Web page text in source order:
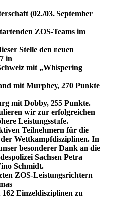
(02./03. September
ZOS-Teams im
Stelle den neuen
in
mit „Whispering
mit Murphey, 270 Punkte
mit Dobby, 255 Punkte.
wir zur erfolgreichen
Leistungsstufe.
Teilnehmern für die
Wettkampfdisziplinen. In
besonderer Dank an die
Sachsen Petra
Schmidt.
ZOS-Leistungsrichtern
Einzeldisziplinen zu